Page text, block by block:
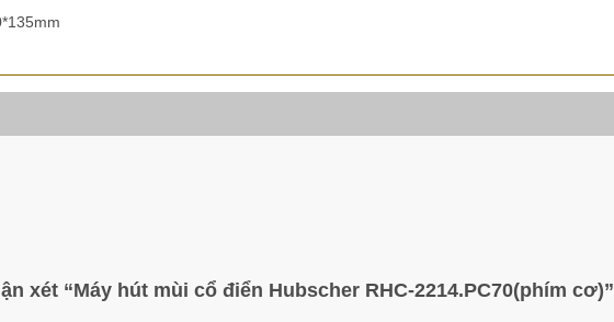
xét “Máy hút mùi cổ điển Hubscher RHC-2214.PC70(phím cơ)”